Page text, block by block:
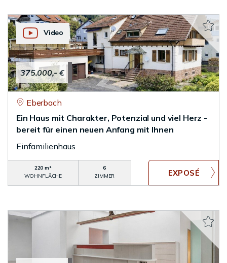
375.000,- €
Video
Eberbach
Ein Haus mit Charakter, Potenzial und viel Herz -
bereit für einen neuen Anfang mit Ihnen
Einfamilienhaus
220 m²
WOHNFLÄCHE
6
ZIMMER